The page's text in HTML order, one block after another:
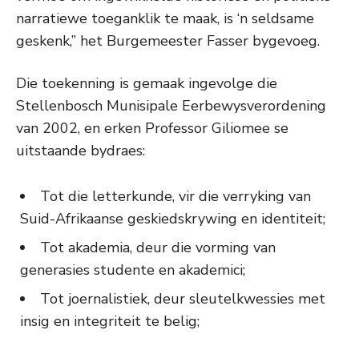
narratiewe toeganklik te maak, is ‘n seldsame
geskenk,” het Burgemeester Fasser bygevoeg.
Die toekenning is gemaak ingevolge die
Stellenbosch Munisipale Eerbewysverordening
van 2002, en erken Professor Giliomee se
uitstaande bydraes:
Tot die letterkunde, vir die verryking van
Suid-Afrikaanse geskiedskrywing en identiteit;
Tot akademia, deur die vorming van
generasies studente en akademici;
Tot joernalistiek, deur sleutelkwessies met
insig en integriteit te belig;